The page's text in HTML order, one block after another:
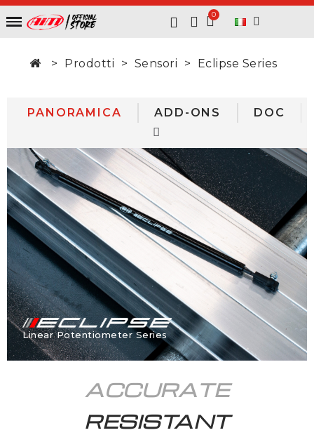
Prodotti Sensori Eclipse Series
PANORAMICA ADD-ONS DOC
Linear Potentiometer Series
ACCURATE
RESISTANT